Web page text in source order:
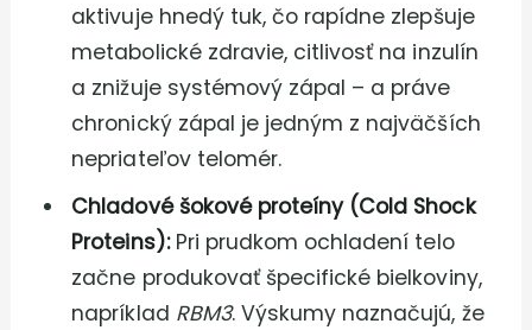
aktivuje hnedý tuk, čo rapídne zlepšuje
metabolické zdravie, citlivosť na inzulín
a znižuje systémový zápal – a práve
chronický zápal je jedným z najväčších
nepriateľov telomér.
Chladové šokové proteíny (Cold Shock
Proteins):Pri prudkom ochladení telo
začne produkovať špecifické bielkoviny,
napríklad RBM3. Výskumy naznačujú, že